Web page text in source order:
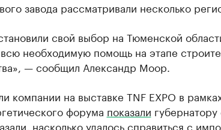
завода рассматривали несколько
свой выбор на Тюменской
необходимую помощь на этапе
— сообщил Александр Моор.
компании на выставке TNF EXPO в
форума показали
насколько удалось справиться с